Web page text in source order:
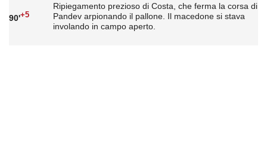
90'+5
Ripiegamento prezioso di Costa, che ferma la corsa di
Pandev arpionando il pallone. Il macedone si stava
involando in campo aperto.